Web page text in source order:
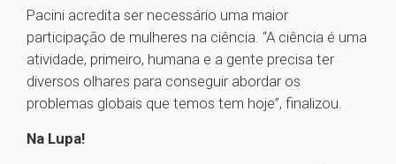
Pacini acredita ser necessário uma maior
participação de mulheres na ciência. “A ciência é uma
atividade, primeiro, humana e a gente precisa ter
diversos olhares para conseguir abordar os
problemas globais que temos tem hoje”, finalizou.
Na Lupa!